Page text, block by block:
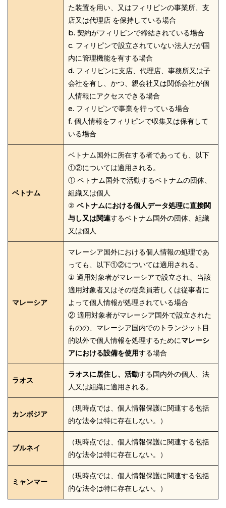
た装置を用い、又はフィリピンの事業所、支
店又は代理店 を保持している場合
b. 契約がフィリピンで締結されている場合
c. フィリピンで設立されていない法人だが国
内に管理機能を有する場合
d. フィリピンに支店、代理店、事務所又は子
会社を有し、かつ、親会社又は関係会社が個
人情報にアクセスできる場合
e. フィリピンで事業を行っている場合
f. 個人情報をフィリピンで収集又は保有して
いる場合
ベトナム
ベトナム国外に所在する者であっても、以下
①②については適用される。
① ベトナム国外で活動するベトナムの団体、
組織又は個人
② ベトナムにおける個人データ処理に直接関
与し又は関連するベトナム国外の団体、組織
又は個人
マレーシア
マレーシア国外における個人情報の処理であ
っても、以下①②については適用される。
① 適用対象者がマレーシアで設立され、当該
適用対象者又はその従業員若しくは従事者に
よって個人情報が処理されている場合
② 適用対象者がマレーシア国外で設立された
ものの、マレーシア国内でのトランジット目
的以外で個人情報を処理するためにマレーシ
アにおける設備を使用する場合
ラオス
ラオスに居住し、活動する国内外の個人、法
人又は組織に適用される。
カンボジア
（現時点では、個人情報保護に関連する包括
的な法令は特に存在しない。）
ブルネイ
（現時点では、個人情報保護に関連する包括
的な法令は特に存在しない。）
ミャンマー
（現時点では、個人情報保護に関連する包括
的な法令は特に存在しない。）